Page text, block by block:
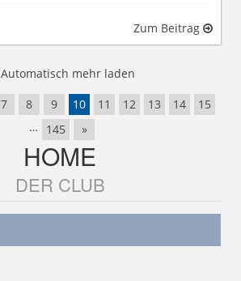
Zum Beitrag
Automatisch mehr laden
7 8 9 10 11 12 13 14
15
…
145 »
HOME
DER CLUB